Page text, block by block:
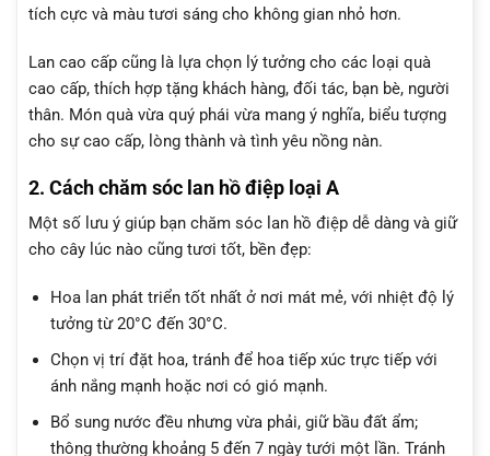
tích cực và màu tươi sáng cho không gian nhỏ hơn.
Lan cao cấp cũng là lựa chọn lý tưởng cho các loại quà
cao cấp, thích hợp tặng khách hàng, đối tác, bạn bè, người
thân. Món quà vừa quý phái vừa mang ý nghĩa, biểu tượng
cho sự cao cấp, lòng thành và tình yêu nồng nàn.
2. Cách chăm sóc lan hồ điệp loại A
Một số lưu ý giúp bạn chăm sóc lan hồ điệp dễ dàng và giữ
cho cây lúc nào cũng tươi tốt, bền đẹp:
Hoa lan phát triển tốt nhất ở nơi mát mẻ, với nhiệt độ lý
tưởng từ 20°C đến 30°C.
Chọn vị trí đặt hoa, tránh để hoa tiếp xúc trực tiếp với
ánh nắng mạnh hoặc nơi có gió mạnh.
Bổ sung nước đều nhưng vừa phải, giữ bầu đất ẩm;
thông thường khoảng 5 đến 7 ngày tưới một lần. Tránh